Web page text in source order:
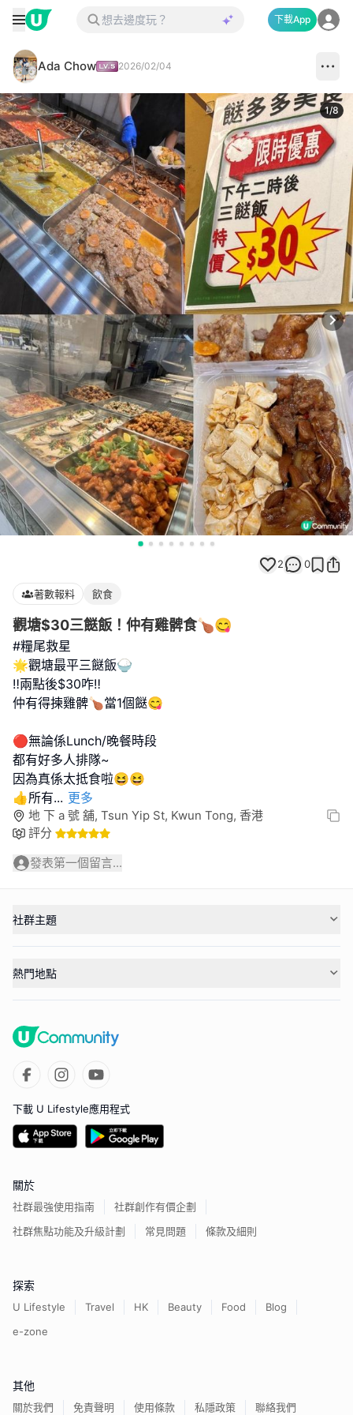
下載App
Ada Chow 2026/02/04
1/8
2 0
著數報料 飲食
觀塘$30三餸飯！仲有雞髀食🍗😋
#糧尾救星
🌟觀塘最平三餸飯🍚
‼️兩點後$30咋‼️
仲有得揀雞髀🍗當1個餸😋
🔴無論係Lunch/晚餐時段
都有好多人排隊~
因為真係太抵食啦😆😆
👍所有... 更多
地 下 a 號 舖, Tsun Yip St, Kwun Tong, 香港
評分
發表第一個留言...
社群主題
熱門地點
下載 U Lifestyle應用程式
關於
社群最強使用指南
社群創作有價企劃
社群焦點功能及升級計劃
常見問題 條款及細則
探索
U Lifestyle Travel HK Beauty Food
Blog
e-zone
其他
關於我們 免責聲明 使用條款 私隱政策 聯絡我們